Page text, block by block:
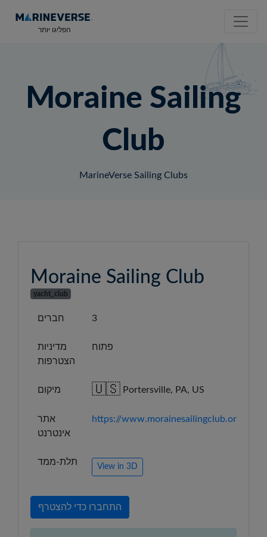
הפליגו יותר
Moraine Sailing
Club
MarineVerse Sailing Clubs
Moraine Sailing Club
yacht_club
חברים 3
מדיניות
הצטרפות
פתוח
מיקום 🇺🇸 Portersville, PA, US
אתר
אינטרנט
https://www.morainesailingclub.org/
תלת-ממד View in 3D
התחברו כדי להצטרף